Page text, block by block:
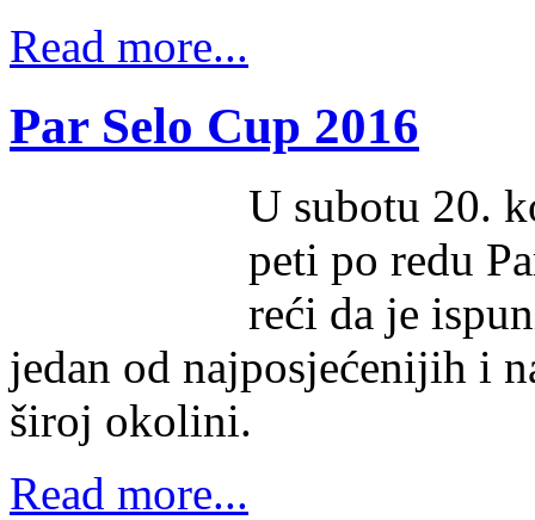
Read more...
Par Selo Cup 2016
U subotu 20.
peti po redu
reći da je
jedan od najposjećenijih i
široj okolini.
Read more...